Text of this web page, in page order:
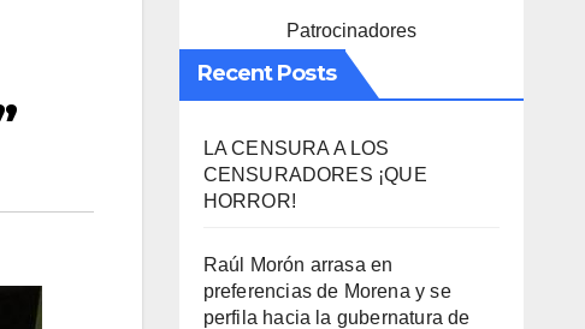
Patrocinadores
Recent Posts
LA CENSURA A LOS
CENSURADORES ¡QUE
HORROR!
Raúl Morón arrasa en
preferencias de Morena y se
perfila hacia la gubernatura de